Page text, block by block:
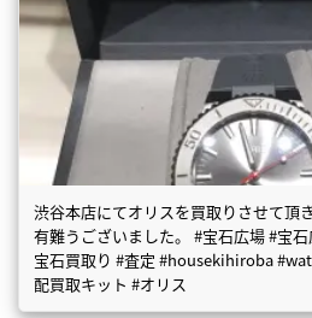
渋谷本店にてオリスを買取りさせて頂
有難うございました。 #宝石広場 #宝
宝石買取り #査定 #housekihiroba
配買取キット #オリス